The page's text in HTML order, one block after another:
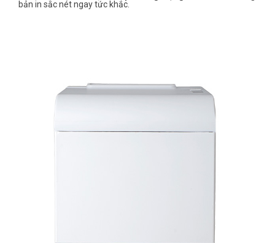
bản in sắc nét ngay tức khắc.